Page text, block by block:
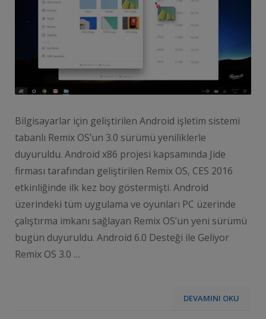
Bilgisayarlar için geliştirilen Android işletim sistemi
tabanlı Remix OS’un 3.0 sürümü yeniliklerle
duyuruldu. Android x86 projesi kapsamında Jide
firması tarafından geliştirilen Remix OS, CES 2016
etkinliğinde ilk kez boy göstermişti. Android
üzerindeki tüm uygulama ve oyunları PC üzerinde
çalıştırma imkanı sağlayan Remix OS’un yeni sürümü
bugün duyuruldu. Android 6.0 Desteği ile Geliyor
Remix OS 3.0 …
DEVAMINI OKU